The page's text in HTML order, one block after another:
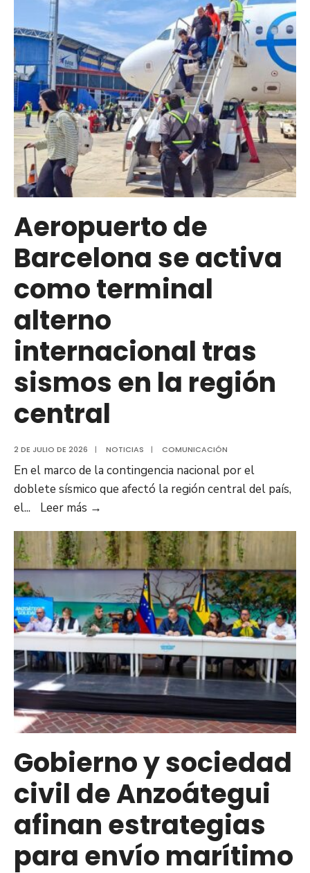
campamentos
transitorios
para
recibir
de
ser
necesario
a
afectados
por
el
sismo
Aeropuerto de
Barcelona se activa
como terminal
alterno
internacional tras
sismos en la región
central
2 DE JULIO DE 2026 | NOTICIAS | COMUNICACIÓN
En el marco de la contingencia nacional por el
doblete sísmico que afectó la región central del país,
el... Leer más →
Barcelona
se
como
terminal
alterno
internacional
tras
sismos
en
la
central
Gobierno y sociedad
civil de Anzoátegui
afinan estrategias
para envío marítimo